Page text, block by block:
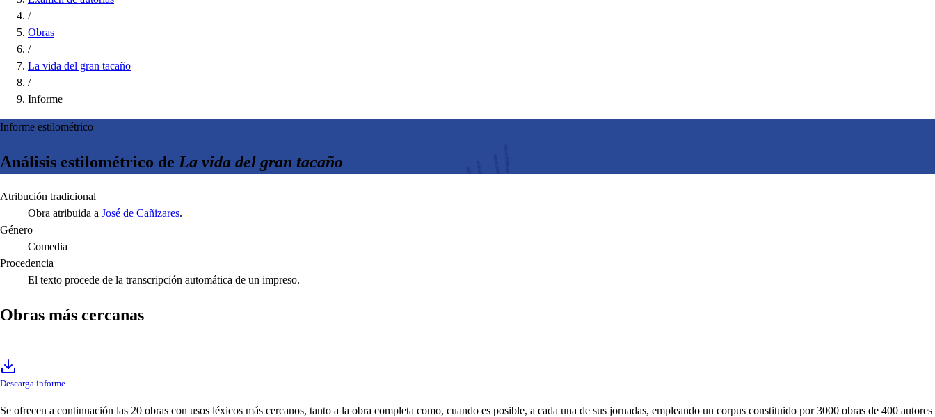
/
Obras
/
La vida del gran tacaño
/
Informe
Informe estilométrico
Análisis estilométrico de La vida del gran tacaño
Atribución tradicional
Obra atribuida a José de Cañizares.
Género
Comedia
Procedencia
El texto procede de la transcripción automática de un impreso.
Obras más cercanas
Descarga informe
Se ofrecen a continuación las 20 obras con usos léxicos más cercanos, tanto a la obra completa como, cuando es posible, a cada una de sus jornadas, empleando un corpus constituido por 3000 obras de 400 autores